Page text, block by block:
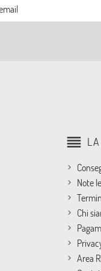
reorder
Note
Chi
Area